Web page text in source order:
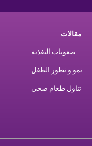
مقالات
صعوبات التغذية
نمو و تطور الطفل
تناول طعام صحي